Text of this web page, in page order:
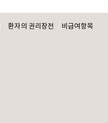
환자의 권리장전 비급여항목